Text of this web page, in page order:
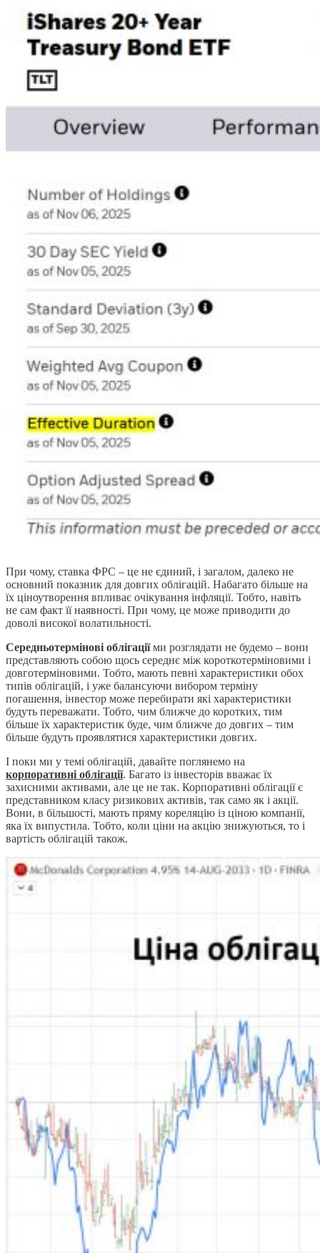
При чому, ставка ФРС – це не єдиний, і загалом, далеко не
основний показник для довгих облігацій. Набагато більше на
їх ціноутворення впливає очікування інфляції. Тобто, навіть
не сам факт її наявності. При чому, це може приводити до
доволі високої волатильності.
Середньотермінові облігаціїми розглядати не будемо – вони
представляють собою щось середнє між короткотерміновими і
довготерміновими. Тобто, мають певні характеристики обох
типів облігацій, і уже балансуючи вибором терміну
погашення, інвестор може перебирати які характеристики
будуть переважати. Тобто, чим ближче до коротких, тим
більше їх характеристик буде, чим ближче до довгих – тим
більше будуть проявлятися характеристики довгих.
І поки ми у темі облігацій, давайте поглянемо на
корпоративні облігації. Багато із інвесторів вважає їх
захисними активами, але це не так. Корпоративні облігації є
представником класу ризикових активів, так само як і акції.
Вони, в більшості, мають пряму кореляцію із ціною компанії,
яка їх випустила. Тобто, коли ціни на акцію знижуються, то і
вартість облігацій також.